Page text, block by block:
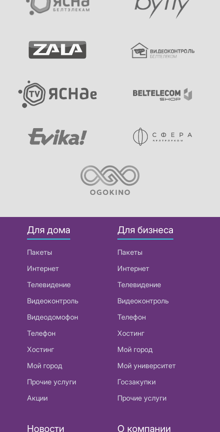
Для дома
Пакеты
Интернет
Телевидение
Видеоконтроль
Видеодомофон
Телефон
Хостинг
Мой город
Прочие услуги
Акции
Для бизнеса
Пакеты
Интернет
Телевидение
Видеоконтроль
Телефон
Хостинг
Мой город
Мой университет
Госзакупки
Прочие услуги
Новости О компании